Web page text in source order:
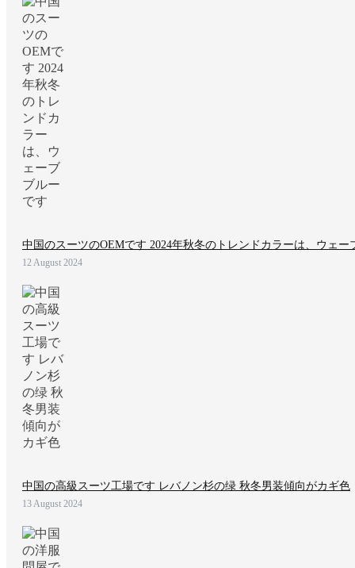
中国のスーツのOEMです 2024年秋冬のトレンドカラーは、ウェー
12 August 2024
中国の高級スーツ工場です レバノン杉の绿 秋冬男装傾向がカギ色
13 August 2024